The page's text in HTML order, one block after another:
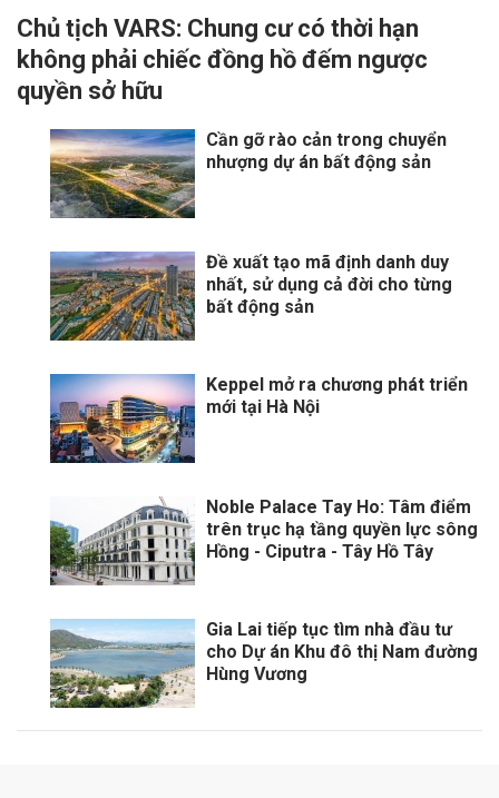
Chủ tịch VARS: Chung cư có thời hạn
không phải chiếc đồng hồ đếm ngược
quyền sở hữu
Cần gỡ rào cản trong chuyển
nhượng dự án bất động sản
Đề xuất tạo mã định danh duy
nhất, sử dụng cả đời cho từng
bất động sản
Keppel mở ra chương phát triển
mới tại Hà Nội
Noble Palace Tay Ho: Tâm điểm
trên trục hạ tầng quyền lực sông
Hồng - Ciputra - Tây Hồ Tây
Gia Lai tiếp tục tìm nhà đầu tư
cho Dự án Khu đô thị Nam đường
Hùng Vương